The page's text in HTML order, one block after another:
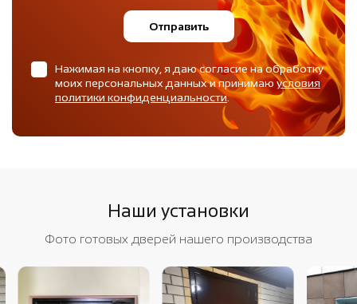
Отправить
Нажимая на кнопку, я даю согласие на обработку
моих персональных данных и принимаюусловия
политики конфиденциальности.
Наши установки
Фото готовых дверей нашего производства